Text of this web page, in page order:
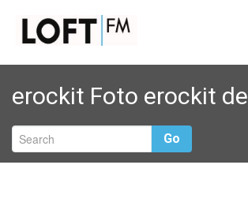
erockit Foto erockit de
Go